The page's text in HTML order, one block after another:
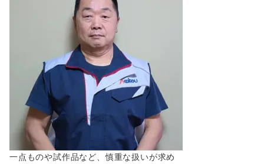
一点ものや試作品など、慎重な扱いが求め